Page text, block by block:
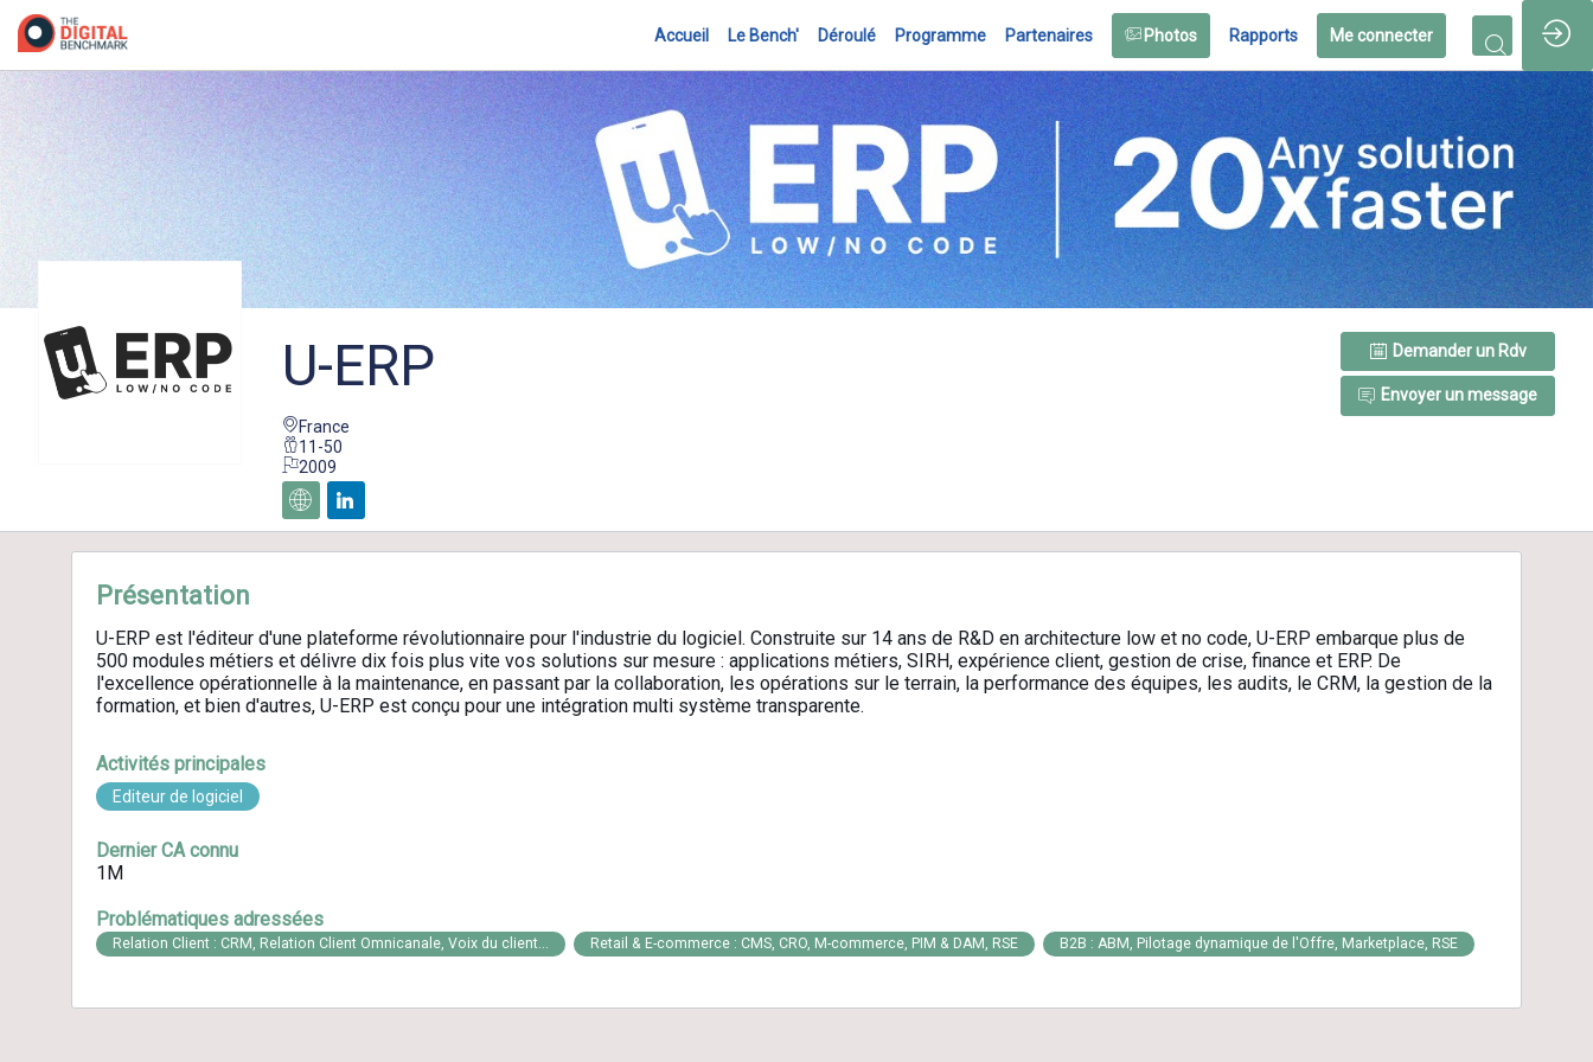
Accueil Le Bench' Déroulé Programme Partenaires Photos Rapports Me connecter
U-ERP
France
11-50
2009
Demander un Rdv
Envoyer un message
Présentation
U-ERP est l'éditeur d'une plateforme révolutionnaire pour l'industrie du logiciel. Construite sur 14 ans de R&D en architecture low et no code, U-ERP embarque plus de
500 modules métiers et délivre dix fois plus vite vos solutions sur mesure : applications métiers, SIRH, expérience client, gestion de crise, finance et ERP. De
l'excellence opérationnelle à la maintenance, en passant par la collaboration, les opérations sur le terrain, la performance des équipes, les audits, le CRM, la gestion de la
formation, et bien d'autres, U-ERP est conçu pour une intégration multi système transparente.
Activités principales
Editeur de logiciel
Dernier CA connu
1M
Problématiques adressées
Relation Client : CRM, Relation Client Omnicanale, Voix du client... Retail & E-commerce : CMS, CRO, M-commerce, PIM & DAM, RSE B2B : ABM, Pilotage dynamique de l'Offre, Marketplace, RSE